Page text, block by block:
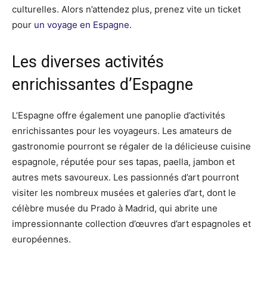
culturelles. Alors n’attendez plus, prenez vite un ticket
pour un voyage en Espagne.
Les diverses activités
enrichissantes d’Espagne
L’Espagne offre également une panoplie d’activités
enrichissantes pour les voyageurs. Les amateurs de
gastronomie pourront se régaler de la délicieuse cuisine
espagnole, réputée pour ses tapas, paella, jambon et
autres mets savoureux. Les passionnés d’art pourront
visiter les nombreux musées et galeries d’art, dont le
célèbre musée du Prado à Madrid, qui abrite une
impressionnante collection d’œuvres d’art espagnoles et
européennes.